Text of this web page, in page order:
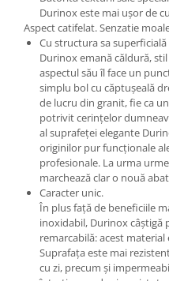
Durinox este mai ușor de
Aspect catifelat. Senzatie
Cu structura sa
Durinox emană căldură,
aspectul său îl face un
simplu bol cu ​​căptușeală
de lucru din granit, fie ca
potrivit cerințelor
al suprafeței elegante
originilor pur funcționale
profesionale. La urma
marchează clar o nouă
Caracter unic.
În plus față de beneficiile
inoxidabil, Durinox
remarcabilă: acest material
Suprafața este mai
cu zi, precum și